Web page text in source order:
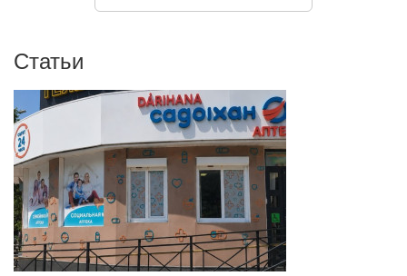
Статьи